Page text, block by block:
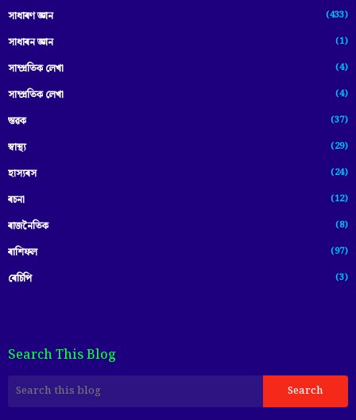
সাধাৰণ জ্ঞান (433)
সাধাৰন জ্ঞান (1)
সাম্প্রতিক লেখা (4)
সাম্প্ৰতিক লেখা (4)
স্তৱক (37)
স্বাস্থ্য (29)
হাস্যৰস (24)
ৰচনা (12)
ৰাজনৈতিক (8)
ৰাশিফল (97)
ৰেচিপি (3)
Search This Blog